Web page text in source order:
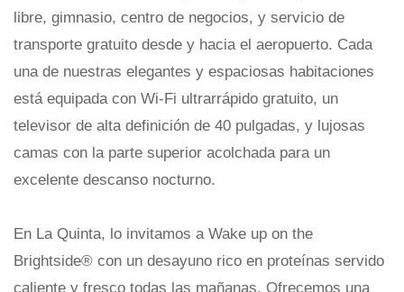
libre, gimnasio, centro de negocios, y servicio de
transporte gratuito desde y hacia el aeropuerto. Cada
una de nuestras elegantes y espaciosas habitaciones
está equipada con Wi-Fi ultrarrápido gratuito, un
televisor de alta definición de 40 pulgadas, y lujosas
camas con la parte superior acolchada para un
excelente descanso nocturno.
En La Quinta, lo invitamos a Wake up on the
Brightside® con un desayuno rico en proteínas servido
caliente y fresco todas las mañanas. Ofrecemos una